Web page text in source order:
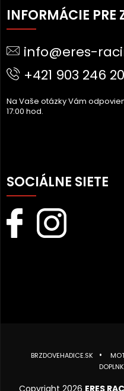
Á
P
T
INFORMÁCIE
info@eres-
+421 903 246
Na Vaše otázky Vám
17:00 hod.
SOCIÁLNE SIETE
BRZDOVEHADICE.SK
Copyright 2026 ERES